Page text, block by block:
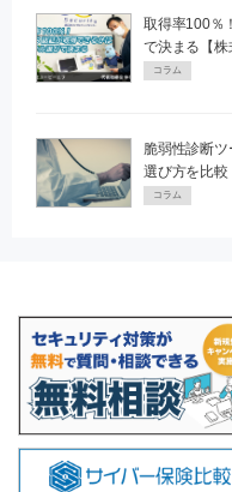
取得率100％
で決まる【株
コラム
脆弱性診断ツ
選び方を比較
コラム